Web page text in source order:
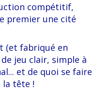
compétitif,
premier une cité
(et fabriqué en
jeu clair, simple à
et de quoi se faire
la tête !